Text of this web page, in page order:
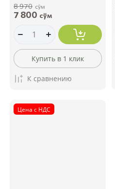
8 970 сўм
7 800 сўм
Купить в 1 клик
К сравнению
Цена с НДС